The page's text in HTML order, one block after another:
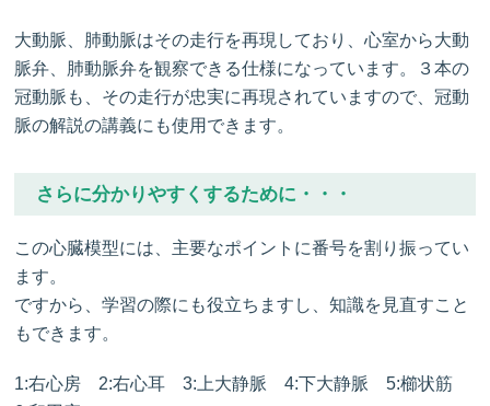
大動脈、肺動脈はその走行を再現しており、心室から大動
脈弁、肺動脈弁を観察できる仕様になっています。３本の
冠動脈も、その走行が忠実に再現されていますので、冠動
脈の解説の講義にも使用できます。
さらに分かりやすくするために・・・
この心臓模型には、主要なポイントに番号を割り振ってい
ます。
ですから、学習の際にも役立ちますし、知識を見直すこと
もできます。
1:右心房 2:右心耳 3:上大静脈 4:下大静脈 5:櫛状筋